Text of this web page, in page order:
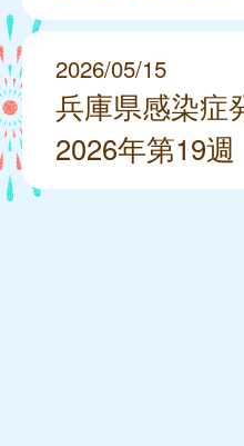
2026/05/15
兵庫県感染症
2026年第19週